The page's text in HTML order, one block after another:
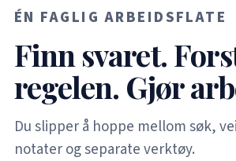
ÉN FAGLIG ARBEIDSFLATE
Finn svaret.
regelen. Gjør
Du slipper å hoppe mellom søk,
notater og separate verktøy.